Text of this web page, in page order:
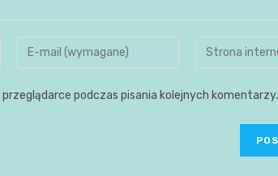
podczas pisania kolejnych komentarzy.